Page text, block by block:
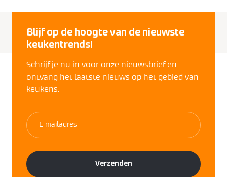
Blijf op de hoogte van de nieuwste
keukentrends!
Schrijf je nu in voor onze nieuwsbrief en
ontvang het laatste nieuws op het gebied van
keukens.